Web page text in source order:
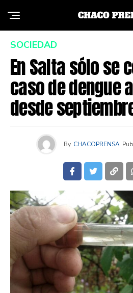
SOCIEDAD
En Salta sólo se
caso de dengue
desde
By CHACOPRENSA